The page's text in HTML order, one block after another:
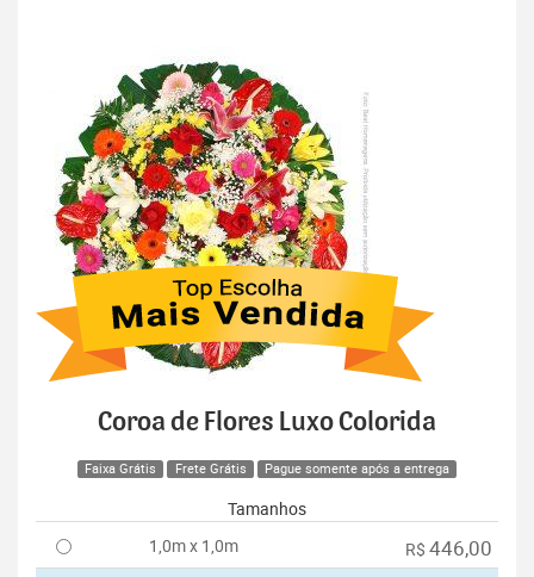
Coroa de Flores Luxo Colorida
Faixa Grátis Frete Grátis Pague somente após a entrega
Tamanhos
1,0m x 1,0m
R$ 446,00